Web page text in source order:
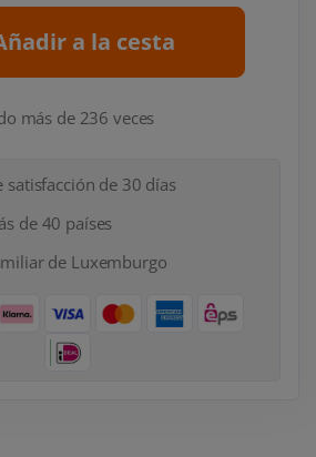
a la cesta
más de 236 veces
satisfacción de 30 días
de 40 países
de Luxemburgo